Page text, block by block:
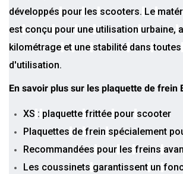
développés pour les scooters. Le
est conçu pour une utilisation urbaine,
kilométrage et une stabilité dans toutes
d'utilisation.
En savoir plus sur les plaquette de frein
XS : plaquette frittée pour scooter
Plaquettes de frein spécialement
Recommandées pour les freins
Les coussinets garantissent un